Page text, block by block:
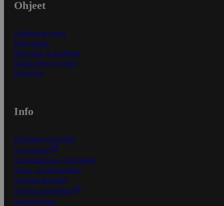
Ohjeet
Ensitilaajan ohjeet
Näin maksat
Näin tilaat ja muokkaat
Kaikki ohjeet ja vinkit
In English
Info
S-Business yrityksille
Oiva-raportit
Osuuskauppojen yhteystiedot
Tilaus- ja toimitusehdot
Tietosuojakäytäntö
Palvelun käyttöehdot
Saavutettavuus